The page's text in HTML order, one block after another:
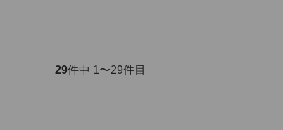
29件中 1〜29件目